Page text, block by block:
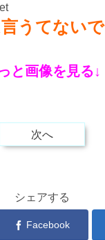
うてないで
と画像を見る↓
次へ
シェアする
Facebook